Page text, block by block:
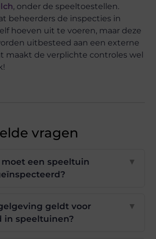
, onder de speeltoestellen.
beheerders de inspecties in
hoeven uit te voeren, maar deze
uitbesteed aan een externe
maakt de verplichte controles wel
vragen
moet een speeltuin
▼
geldt voor
in speeltuinen?
▼